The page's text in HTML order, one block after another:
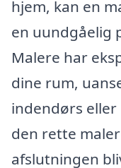
hjem, kan en
en uundgåelig
Malere har
dine rum,
indendørs
den rette
afslutningen